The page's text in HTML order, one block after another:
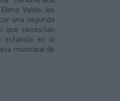
Valido, los
una segunda
que necesitan
estancia en la
municipal de